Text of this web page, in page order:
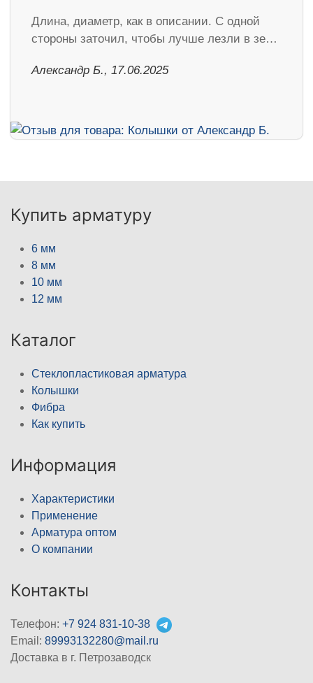
Длина, диаметр, как в описании. С одной
стороны заточил, чтобы лучше лезли в зе…
Александр Б., 17.06.2025
Купить арматуру
6 мм
8 мм
10 мм
12 мм
Каталог
Стеклопластиковая арматура
Колышки
Фибра
Как купить
Информация
Характеристики
Применение
Арматура оптом
О компании
Контакты
Телефон: +7 924 831-10-38
Email: 89993132280@mail.ru
Доставка в г. Петрозаводск